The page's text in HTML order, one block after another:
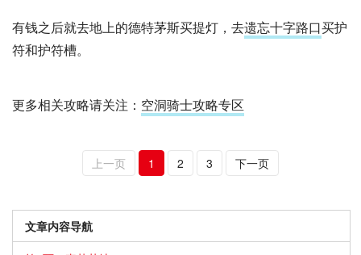
有钱之后就去地上的德特茅斯买提灯，去遗忘十字路口买护
符和护符槽。
更多相关攻略请关注： 空洞骑士攻略专区
上一页 1 2 3 下一页
文章内容导航